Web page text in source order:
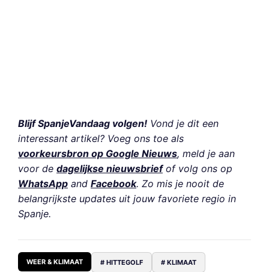
Blijf SpanjeVandaag volgen! Vond je dit een
interessant artikel? Voeg ons toe als
voorkeursbron op Google Nieuws, meld je aan
voor de dagelijkse nieuwsbriefof volg ons op
WhatsApp and Facebook. Zo mis je nooit de
belangrijkste updates uit jouw favoriete regio in
Spanje.
WEER & KLIMAAT # HITTEGOLF # KLIMAAT